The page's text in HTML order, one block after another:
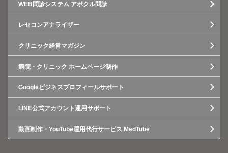
WEB問診システム アポクル問診
レセコンアナライザー
クリニック経営マガジン
病院・クリニック ホームページ制作
Googleビジネスプロフィールサポート
LINE公式アカウント運用サポート
動画制作・YouTube運用代行サービス MedTube